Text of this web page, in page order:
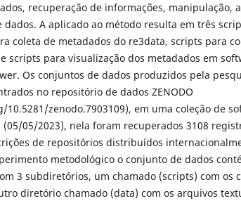
recuperação de informações, manipulação,
dados. A aplicado ao método resulta em três
coleta de metadados do re3data, scripts para
scripts para visualização dos metadados em
Os conjuntos de dados produzidos pela
no repositório de dados ZENODO
zenodo.7903109), em uma coleção de
05/2023), nela foram recuperados 3108
de repositórios distribuídos
metodológico o conjunto de dados
3 subdiretórios, um chamado (scripts) com os
diretório chamado (data) com os arquivos